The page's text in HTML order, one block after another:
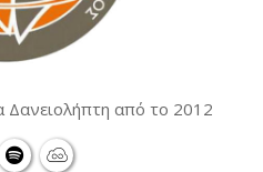
από το 2012